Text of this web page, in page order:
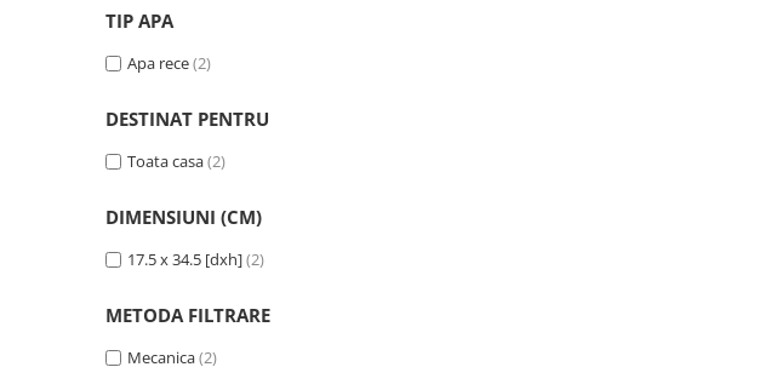
Cartuse diverse
Cartuse atipice
Sisteme de filtrare
Microfiltrare
Osmoza inversa
TIP APA
Apa rece(2)
DESTINAT PENTRU
Toata casa(2)
DIMENSIUNI (CM)
17.5 x 34.5 [dxh](2)
METODA FILTRARE
Mecanica(2)